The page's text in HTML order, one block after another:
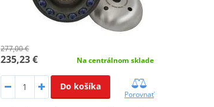
277,00 €
235,23 € Na centrálnom sklade
Do košíka
Porovnať